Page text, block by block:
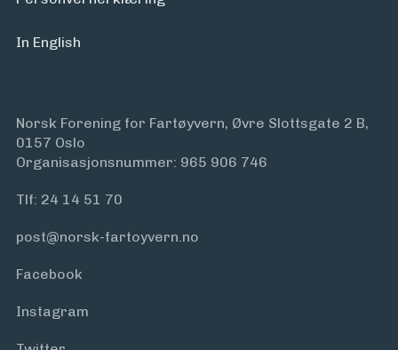
In English
Norsk Forening for Fartøyvern, Øvre Slottsgate 2 B,
0157 Oslo
Organisasjonsnummer: 965 906 746
Tlf: 24 14 51 70
post@norsk-fartoyvern.no
Facebook
Instagram